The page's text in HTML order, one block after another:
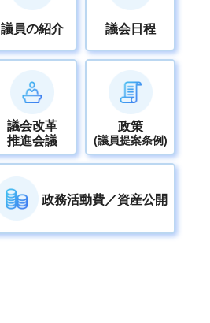
議員の紹介 議会日程
議会改革
推進会議
政策
(議員提案条例)
政務活動費／資産公開